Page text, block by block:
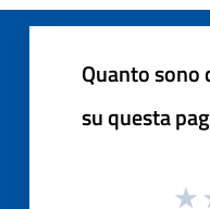
Quanto
su questa